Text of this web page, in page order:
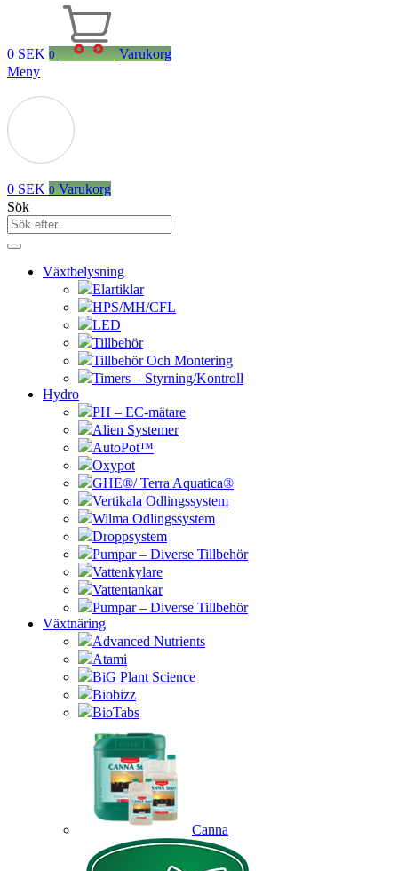
0 SEK 0
Varukorg
Meny
0 SEK 0 Varukorg
Sök
Växtbelysning
Elartiklar
HPS/MH/CFL
LED
Tillbehör
Tillbehör Och Montering
Timers – Styrning/Kontroll
Hydro
PH – EC-mätare
Alien Systemer
AutoPot™
Oxypot
GHE®/ Terra Aquatica®
Vertikala Odlingssystem
Wilma Odlingssystem
Droppsystem
Pumpar – Diverse Tillbehör
Vattenkylare
Vattentankar
Pumpar – Diverse Tillbehör
Växtnäring
Advanced Nutrients
Atami
BiG Plant Science
Biobizz
BioTabs
Canna